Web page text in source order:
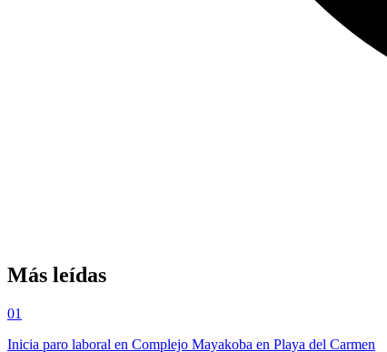
Más leídas
01
Inicia paro laboral en Complejo Mayakoba en Playa del Carmen